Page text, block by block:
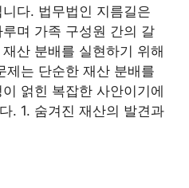
다. 법무법인 지름길은
며 가족 구성원 간의 갈
산 분배를 실현하기 위해
제는 단순한 재산 분배를
얽힌 복잡한 사안이기에
. 1. 숨겨진 재산의 발견과